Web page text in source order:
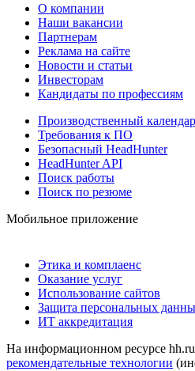
О компании
Наши вакансии
Партнерам
Реклама на сайте
Новости и статьи
Инвесторам
Кандидаты по профессиям
Производственный
Требования к ПО
Безопасный HeadHunter
HeadHunter API
Поиск работы
Поиск по резюме
Мобильное приложение
Этика и комплаенс
Оказание услуг
Использование сайтов
Защита персональных
ИТ аккредитация
На информационном ресурсе hh.ru
рекомендательные технологии